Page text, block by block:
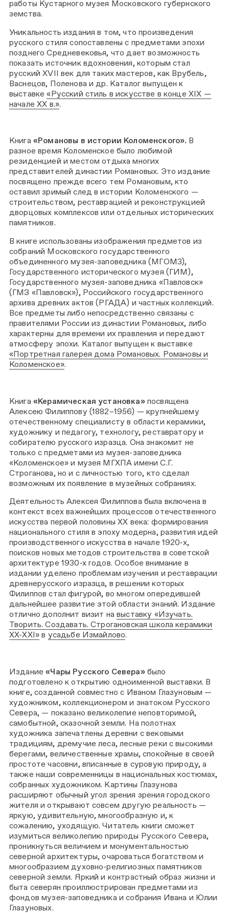
работы Кустарного музея Московского губернского
земства.
Уникальность издания в том, что произведения
русского стиля сопоставлены с предметами эпохи
позднего Средневековья, что дает возможность
показать источник вдохновения, которым стал
русский XVII век для таких мастеров, как Врубель,
Васнецов, Поленова и др. Каталог выпущен к
выставке«Русский стиль в искусстве в конце XIX —
начале XX в.».
Книга «Романовы в истории Коломенского». В
разное время Коломенское было любимой
резиденцией и местом отдыха многих
представителей династии Романовых. Это издание
посвящено прежде всего тем Романовым, кто
оставил зримый след в истории Коломенского —
строительством, реставрацией и реконструкцией
дворцовых комплексов или отдельных исторических
памятников.
В книге использованы изображения предметов из
собраний Московского государственного
объединенного музея-заповедника (МГОМ3),
Государственного исторического музея (ГИМ),
Государственного музея-заповедника «Павловск»
(ГМЗ «Павловск»), Российского государственного
архива древних актов (РГАДА) и частных коллекций.
Все предметы либо непосредственно связаны с
правителями России из династии Романовых, либо
характерны для времени их правления и передают
атмосферу эпохи. Каталог выпущен к выставке
«Портретная галерея дома Романовых. Романовы и
Коломенское».
Книга «Керамическая установка» посвящена
Алексею Филиппову (1882–1956) — крупнейшему
отечественному специалисту в области керамики,
художнику и педагогу, технологу, реставратору и
собирателю русского изразца. Она знакомит не
только с предметами из музея-заповедника
«Коломенское» и музея МГХПА имени С.Г.
Строганова, но и с личностью того, кто сделал
возможным их появление в музейных собраниях.
Деятельность Алексея Филиппова была включена в
контекст всех важнейших процессов отечественного
искусства первой половины XX века: формирования
национального стиля в эпоху модерна, развития идей
производственного искусства в начале 1920‑х,
поисков новых методов строительства в советской
архитектуре 1930‑х годов. Особое внимание в
издании уделено проблемам изучения и реставрации
древнерусского изразца, в решении которых
Филиппов стал фигурой, во многом опередившей
дальнейшее развитие этой области знаний. Издание
отлично дополнит визит навыставку «Изучать.
Творить. Создавать. Строгановская школа керамики
ХХ-XXI» в усадьбе Измайлово.
Издание«Чары Русского Севера»было
подготовлено к открытию одноименной выставки. В
книге, созданной совместно с Иваном Глазуновым —
художником, коллекционером и знатоком Русского
Севера, — показано великолепие неповторимой,
самобытной, сказочной земли. На полотнах
художника запечатлены деревни с вековыми
традициям, дремучие леса, лесные реки с высокими
берегами, величественные храмы, спокойные в своей
простоте часовни, вписанные в суровую природу, а
также наши современницы в национальных костюмах,
собранных художником. Картины Глазунова
расширяют обычный угол зрения зрения городского
жителя и открывают совсем другую реальность —
яркую, удивительную, многообразную и, к
сожалению, уходящую. Читатель книги сможет
изумиться великолепию природы Русского Севера,
проникнуться величием и монументальностью
северной архитектуры, очароваться богатством и
многообразием духовно-религиозных памятников
северной земли. Яркий и контрастный образ жизни и
быта северян проиллюстрирован предметами из
фондов музея-заповедника и собрания Ивана и Юлии
Глазуновых.